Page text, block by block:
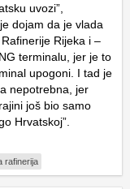
uvozi”,
dojam da je vlada
Rijeka i –
terminalu, jer je to
upogoni. I tad je
nepotrebna, jer
još bio samo
Hrvatskoj”.
rafinerija